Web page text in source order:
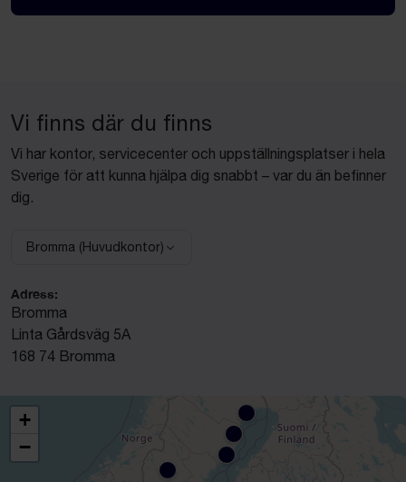
Vi finns där du finns
Vi har kontor, servicecenter och uppställningsplatser i hela
Sverige för att kunna hjälpa dig snabbt – var du än befinner
dig.
Välj anläggning:
Bromma (Huvudkontor)
Adress:
Bromma
Linta Gårdsväg 5A
168 74 Bromma
+
−